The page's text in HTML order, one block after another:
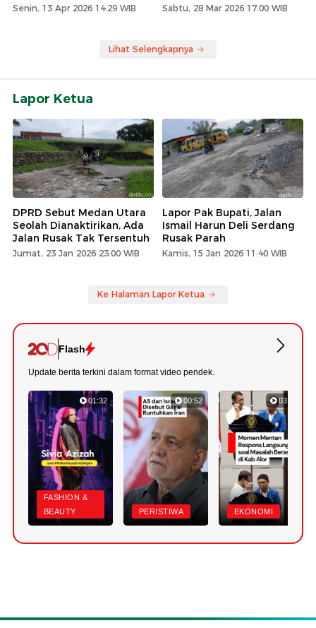
Senin, 13 Apr 2026 14:29 WIB Sabtu, 28 Mar 2026 17:00 WIB
Lihat Selengkapnya
Lapor Ketua
DPRD Sebut Medan Utara
Seolah Dianaktirikan, Ada
Jalan Rusak Tak Tersentuh
Jumat, 23 Jan 2026 23:00 WIB
Lapor Pak Bupati, Jalan
Ismail Harun Deli Serdang
Rusak Parah
Kamis, 15 Jan 2026 11:40 WIB
Ke Halaman Lapor Ketua
Flash
Update berita terkini dalam format video pendek.
01:32
FASHION &
BEAUTY
00:52
PERISTIWA
03:22
EKONOMI